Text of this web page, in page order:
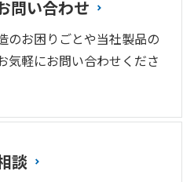
問い合わせ
のお困りごとや当社製品の
気軽にお問い合わせくださ
談